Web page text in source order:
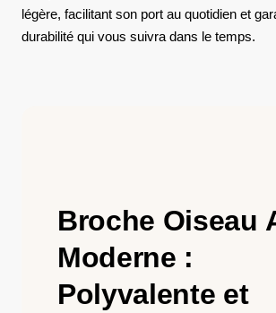
légère, facilitant son port au quotidien et
durabilité qui vous suivra dans le temps.
Broche Oiseau
Moderne :
Polyvalente et